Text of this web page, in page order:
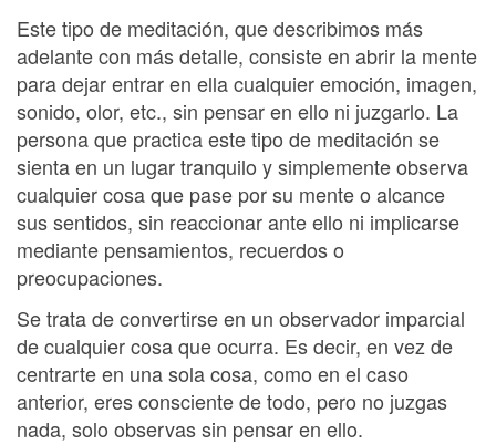
Este tipo de meditación, que describimos más
adelante con más detalle, consiste en abrir la mente
para dejar entrar en ella cualquier emoción, imagen,
sonido, olor, etc., sin pensar en ello ni juzgarlo. La
persona que practica este tipo de meditación se
sienta en un lugar tranquilo y simplemente observa
cualquier cosa que pase por su mente o alcance
sus sentidos, sin reaccionar ante ello ni implicarse
mediante pensamientos, recuerdos o
preocupaciones.
Se trata de convertirse en un observador imparcial
de cualquier cosa que ocurra. Es decir, en vez de
centrarte en una sola cosa, como en el caso
anterior, eres consciente de todo, pero no juzgas
nada, solo observas sin pensar en ello.